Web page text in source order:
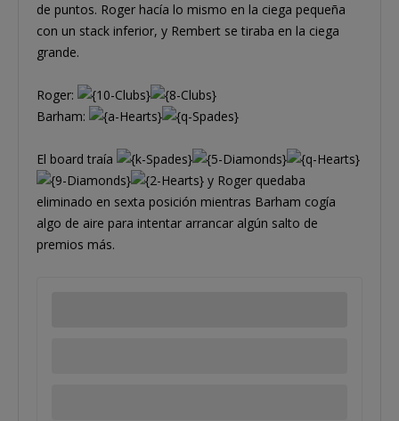
de puntos. Roger hacía lo mismo en la ciega pequeña
con un stack inferior, y Rembert se tiraba en la ciega
grande.
Roger:
Barham:
El board traía
y Roger quedaba
eliminado en sexta posición mientras Barham cogía
algo de aire para intentar arrancar algún salto de
premios más.